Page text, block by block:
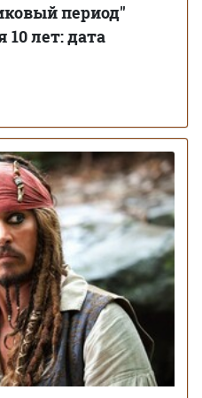
период"
10 лет: дата